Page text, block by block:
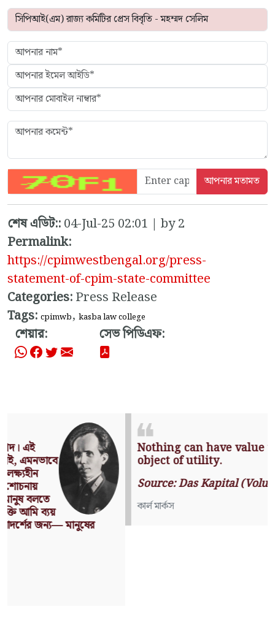
শেষ এডিট::04-Jul-25 02:01 | by 2
Permalink:
https://cpimwestbengal.org/press-
statement-of-cpim-state-committee
Categories:Press Release
Tags: cpimwb, kasba law college
শেয়ার: সেভ পিডিএফ:
Nothing can have value without being an
object of utility.
Source: Das Kapital (Volume I, Chapter 1)
কার্ল মার্কস